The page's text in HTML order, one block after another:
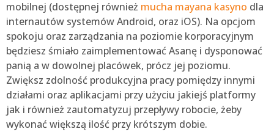
mobilnej (dostępnej również mucha mayana kasyno dla
internautów systemów Android, oraz iOS). Na opcjom
spokoju oraz zarządzania na poziomie korporacyjnym
będziesz śmiało zaimplementować Asanę i dysponować
panią a w dowolnej placówek, prócz jej poziomu.
Zwiększ zdolność produkcyjna pracy pomiędzy innymi
działami oraz aplikacjami przy użyciu jakiejś platformy
jak i również zautomatyzuj przepływy robocie, żeby
wykonać większą ilość przy krótszym dobie.